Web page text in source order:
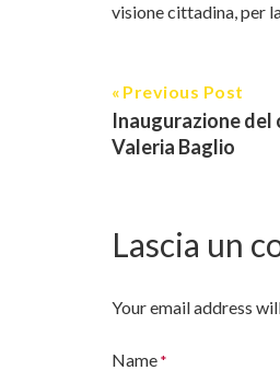
visione cittadina, per
Previous Post
Inaugurazione
Valeria Baglio
Lascia un
Your email address
Name